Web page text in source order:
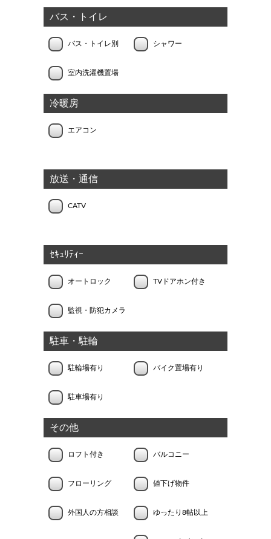
バス・トイレ
バス・トイレ別 シャワー
室内洗濯機置場
冷暖房
エアコン
放送・通信
CATV
ｾｷｭﾘﾃｨｰ
オートロック TVドアホン付き
監視・防犯カメラ
駐車・駐輪
駐輪場有り バイク置場有り
駐車場有り
その他
ロフト付き バルコニー
フローリング 値下げ物件
外国人の方相談 ゆったり8帖以上